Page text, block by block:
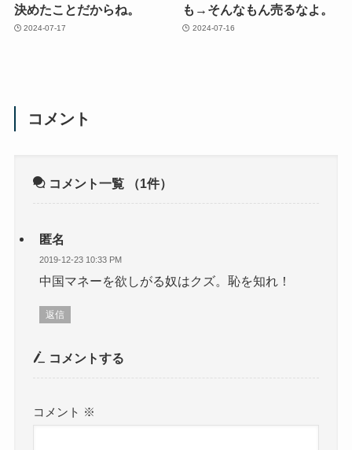
決めたことだからね。
2024-07-17
も→そんなもん売るなよ。
2024-07-16
コメント
コメント一覧 （1件）
匿名
2019-12-23 10:33 PM
中国マネーを欲しがる奴はクズ。恥を知れ！
返信
コメントする
コメント ※